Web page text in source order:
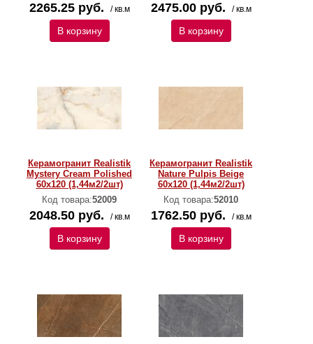
2265.25 руб. / кв.м
В корзину
2475.00 руб. / кв.м
В корзину
Керамогранит Realistik
Mystery Cream Polished
60х120 (1,44м2/2шт)
Код товара:52009
2048.50 руб. / кв.м
В корзину
Керамогранит Realistik
Nature Pulpis Beige
60x120 (1,44м2/2шт)
Код товара:52010
1762.50 руб. / кв.м
В корзину